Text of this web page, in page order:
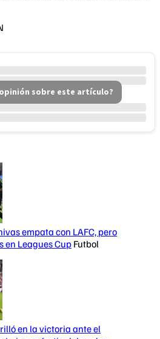
sobre este artículo?
empata con LAFC, pero
en Leagues Cup Futbol
en la victoria ante el